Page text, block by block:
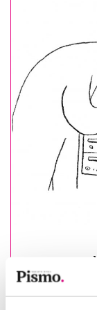
Wojciech